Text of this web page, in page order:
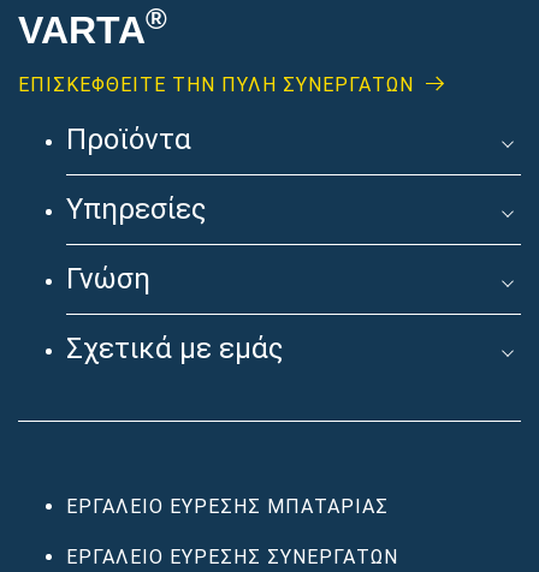
VARTA®
ΕΠΙΣΚΕΦΘΕΊΤΕ ΤΗΝ ΠΥΛΗ ΣΥΝΕΡΓΑΤΩΝ
Προϊόντα
Υπηρεσίες
Γνώση
Σχετικά με εμάς
ΕΡΓΑΛΕΊΟ ΕΎΡΕΣΗΣ ΜΠΑΤΑΡΊΑΣ
ΕΡΓΑΛΕΊΟ ΕΎΡΕΣΗΣ ΣΥΝΕΡΓΑΤΏΝ